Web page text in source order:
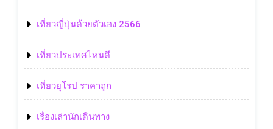
เที่ยวญี่ปุ่นด้วยตัวเอง 2566
เที่ยวประเทศไหนดี
เที่ยวยุโรป ราคาถูก
เรื่องเล่านักเดินทาง